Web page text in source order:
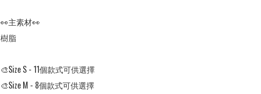
👀主素材👀
樹脂
🎨Size S - 11個款式可供選擇
🎨Size M - 8個款式可供選擇